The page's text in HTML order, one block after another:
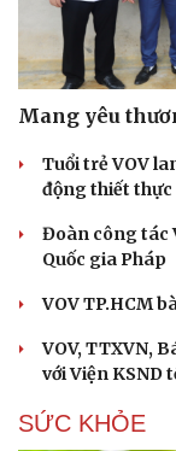
Mang yêu
Tuổi trẻ VOV
động thiết thực
Đoàn công tác
Quốc gia Pháp
VOV TP.HCM
VOV, TTXVN,
với Viện KSND
SỨC KHỎE